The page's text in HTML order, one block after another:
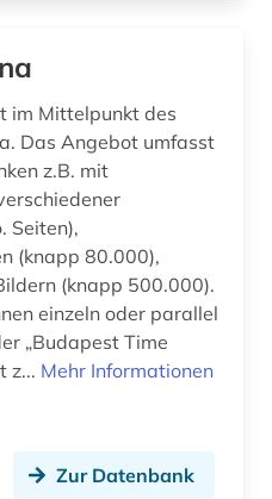
im Mittelpunkt des
Das Angebot umfasst
z.B. mit
Seiten),
(knapp 80.000),
(knapp 500.000).
einzeln oder parallel
„Budapest Time
z... Mehr Informationen
Zur Datenbank